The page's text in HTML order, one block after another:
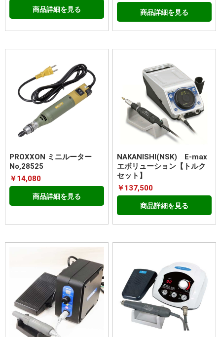
商品詳細を見る 商品詳細を見る
PROXXON ミニルーター
No,28525
￥14,080
商品詳細を見る
NAKANISHI(NSK) E-max
エボリューション【トルク
セット】
￥137,500
商品詳細を見る